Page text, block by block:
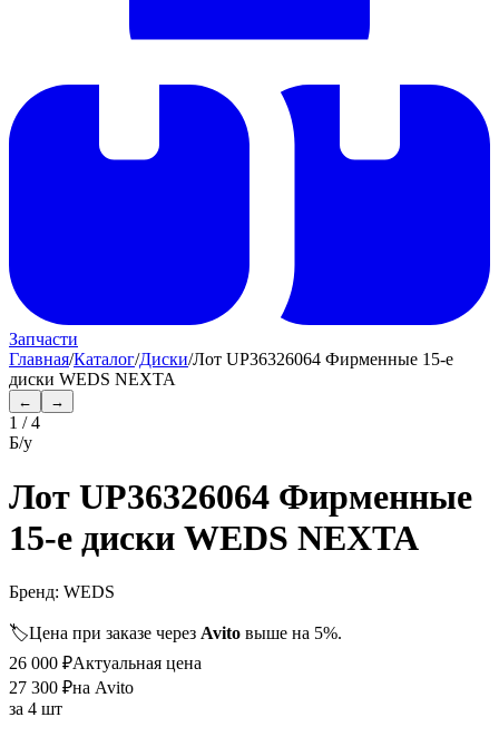
Запчасти
Главная/Каталог/Диски/Лот UP36326064 Фирменные 15-е
диски WEDS NEXTA
← →
1 /4
Б/у
Лот UP36326064 Фирменные
15-е диски WEDS NEXTA
Бренд: WEDS
🏷️Цена при заказе через Avito выше на 5%.
26 000 ₽Актуальная цена
27 300 ₽на Avito
за 4 шт